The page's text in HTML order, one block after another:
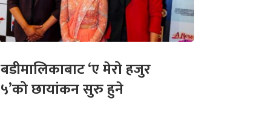
बडीमालिकाबाट ‘ए मेरो हजुर
५’को छायांकन सुरु हुने